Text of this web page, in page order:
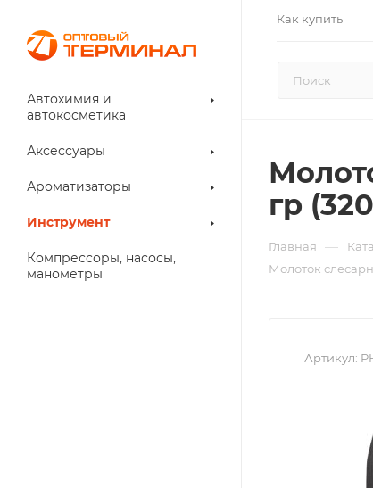
Как купить
Автохимия и
автокосметика
Аксессуары
Ароматизаторы
Инструмент
Компрессоры, насосы,
манометры
гр
Главная —
Молоток
Артикул: